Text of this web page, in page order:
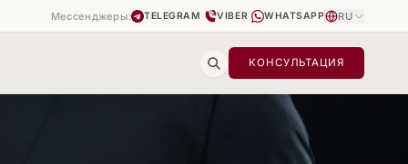
Мессенджеры: TELEGRAM VIBER | WHATSAPP RU
КОНСУЛЬТАЦИЯ